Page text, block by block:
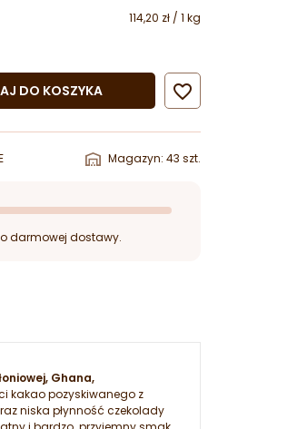
114,20 zł / 1 kg
DO KOSZYKA 
Magazyn: 43 szt.
darmowej dostawy.
Ghana,
kakao pozyskiwanego z
niska płynność czekolady